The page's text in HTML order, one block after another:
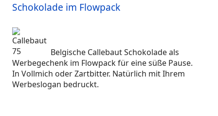
Schokolade im Flowpack
Belgische Callebaut Schokolade als
Werbegechenk im Flowpack für eine süße Pause.
In Vollmich oder Zartbitter. Natürlich mit Ihrem
Werbeslogan bedruckt.